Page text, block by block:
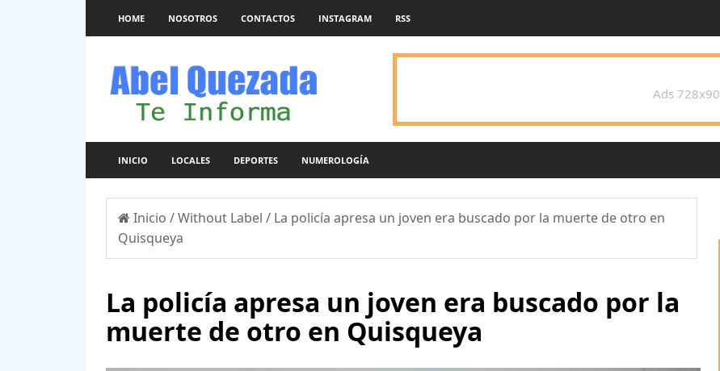
HOME NOSOTROS CONTACTOS INSTAGRAM RSS
Ads 728x90
INICIO LOCALES DEPORTES NUMEROLOGÍA
Inicio /Without Label / La policía apresa un joven era buscado por la muerte de otro en
Quisqueya
La policía apresa un joven era buscado por la
muerte de otro en Quisqueya